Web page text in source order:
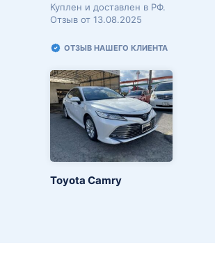
Куплен и доставлен в РФ.
Отзыв от 13.08.2025
ОТЗЫВ НАШЕГО КЛИЕНТА
Toyota Camry